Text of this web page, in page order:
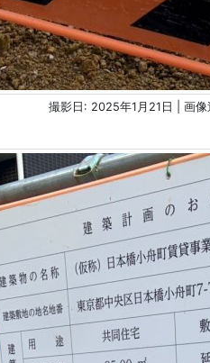
撮影日: 2025年1月21日 | 画